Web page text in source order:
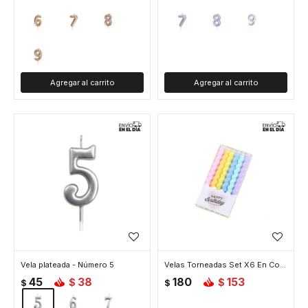
Vela plateada - Número 5
$ 45 $ 38
Velas Torneadas Set X6 En Colores Pasteles
$ 180 $ 153